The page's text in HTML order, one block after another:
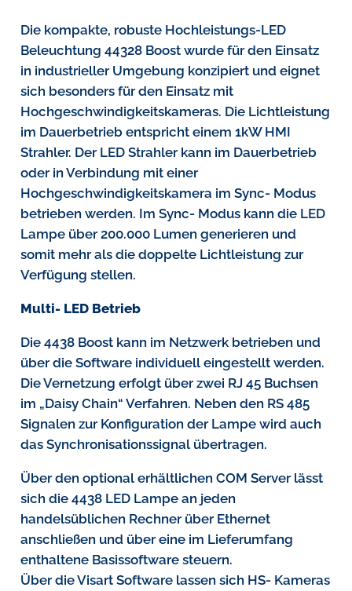
Die kompakte, robuste Hochleistungs-LED
Beleuchtung 44328 Boost wurde für den Einsatz
in industrieller Umgebung konzipiert und eignet
sich besonders für den Einsatz mit
Hochgeschwindigkeitskameras. Die Lichtleistung
im Dauerbetrieb entspricht einem 1kW HMI
Strahler. Der LED Strahler kann im Dauerbetrieb
oder in Verbindung mit einer
Hochgeschwindigkeitskamera im Sync- Modus
betrieben werden. Im Sync- Modus kann die LED
Lampe über 200.000 Lumen generieren und
somit mehr als die doppelte Lichtleistung zur
Verfügung stellen.
Multi- LED Betrieb
Die 4438 Boost kann im Netzwerk betrieben und
über die Software individuell eingestellt werden.
Die Vernetzung erfolgt über zwei RJ 45 Buchsen
im „Daisy Chain“ Verfahren. Neben den RS 485
Signalen zur Konfiguration der Lampe wird auch
das Synchronisationssignal übertragen.
Über den optional erhältlichen COM Server lässt
sich die 4438 LED Lampe an jeden
handelsüblichen Rechner über Ethernet
anschließen und über eine im Lieferumfang
enthaltene Basissoftware steuern.
Über die Visart Software lassen sich HS- Kameras